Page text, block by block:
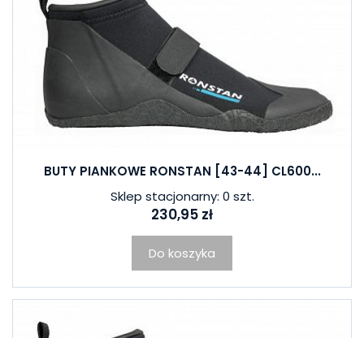
BUTY PIANKOWE RONSTAN [43-44] CL600...
Sklep stacjonarny: 0 szt.
230,95 zł
Do koszyka